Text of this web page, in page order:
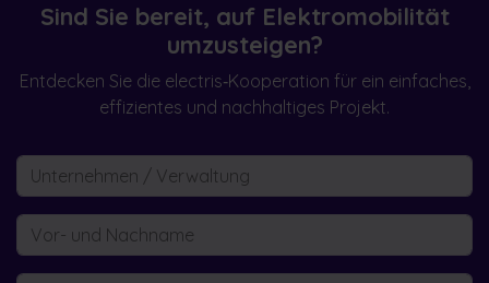
Sind Sie bereit, auf Elektromobilität
umzusteigen?
Entdecken Sie die electris‑Kooperation für ein einfaches,
effizientes und nachhaltiges Projekt.